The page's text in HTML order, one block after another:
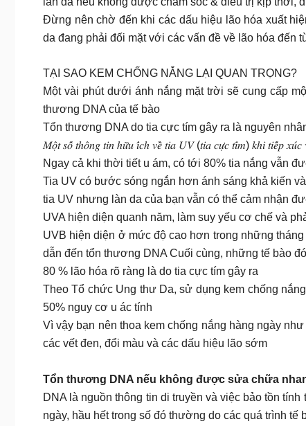
Đừng nên chờ đến khi các dấu hiệu lão hóa xuất
da đang phải đối mặt với các vấn đề về lão hóa đến
TẠI SAO KEM CHỐNG NẮNG LẠI QUAN TRỌNG?
Một vài phút dưới ánh nắng mặt trời sẽ cung cấp
thương DNA của tế bào
Tổn thương DNA do tia cực tím gây ra là nguyên
𝑀𝑜̣̂𝑡 𝑠𝑜̂́ 𝑡ℎ𝑜̂𝑛𝑔 𝑡𝑖𝑛 ℎ𝑢̛̃𝑢 𝑖́𝑐ℎ 𝑣𝑒̂̀ 𝑡𝑖𝑎 𝑈𝑉 (𝑡𝑖𝑎 𝑐𝑢̛̣𝑐 𝑡𝑖́𝑚) 𝑘ℎ𝑖 𝑡𝑖𝑒̂́𝑝 𝑥𝑢́𝑐
Ngay cả khi thời tiết u ám, có tới 80% tia nắng vẫn
Tia UV có bước sóng ngắn hơn ánh sáng khả kiến
tia UV nhưng làn da của bạn vẫn có thể cảm nhận
UVA hiện diện quanh năm, làm suy yếu cơ chế và
UVB hiện diện ở mức độ cao hơn trong những
dẫn đến tổn thương DNA Cuối cùng, những tế bào
80 % lão hóa rõ ràng là do tia cực tím gây ra
Theo Tổ chức Ung thư Da, sử dụng kem chống
50% nguy cơ u ác tính
Vì vậy bạn nên thoa kem chống nắng hàng ngày
các vết đen, đổi màu và các dấu hiệu lão sớm
Tổn thương DNA nếu không được sửa chữa
DNA là nguồn thông tin di truyền và việc bảo tồn
ngày, hầu hết trong số đó thường do các quá trình tế